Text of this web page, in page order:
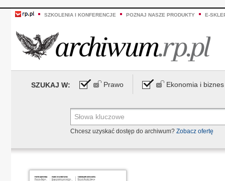
SZKOLENIA I KONFERENCJE POZNAJ NASZE PRODUKTY E-
SZUKAJ W: Prawo Ekonomia i biznes
Chcesz uzyskać dostęp do archiwum? Zobacz ofertę